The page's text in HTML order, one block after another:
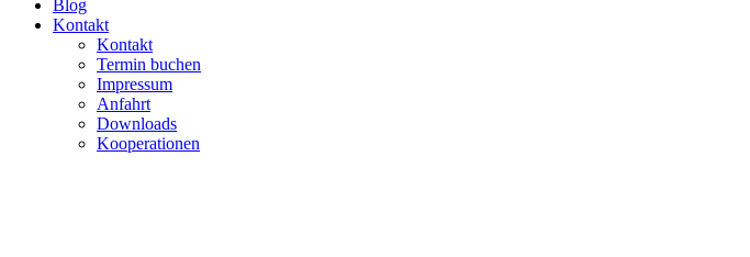
Blog
Kontakt
Kontakt
Termin buchen
Impressum
Anfahrt
Downloads
Kooperationen